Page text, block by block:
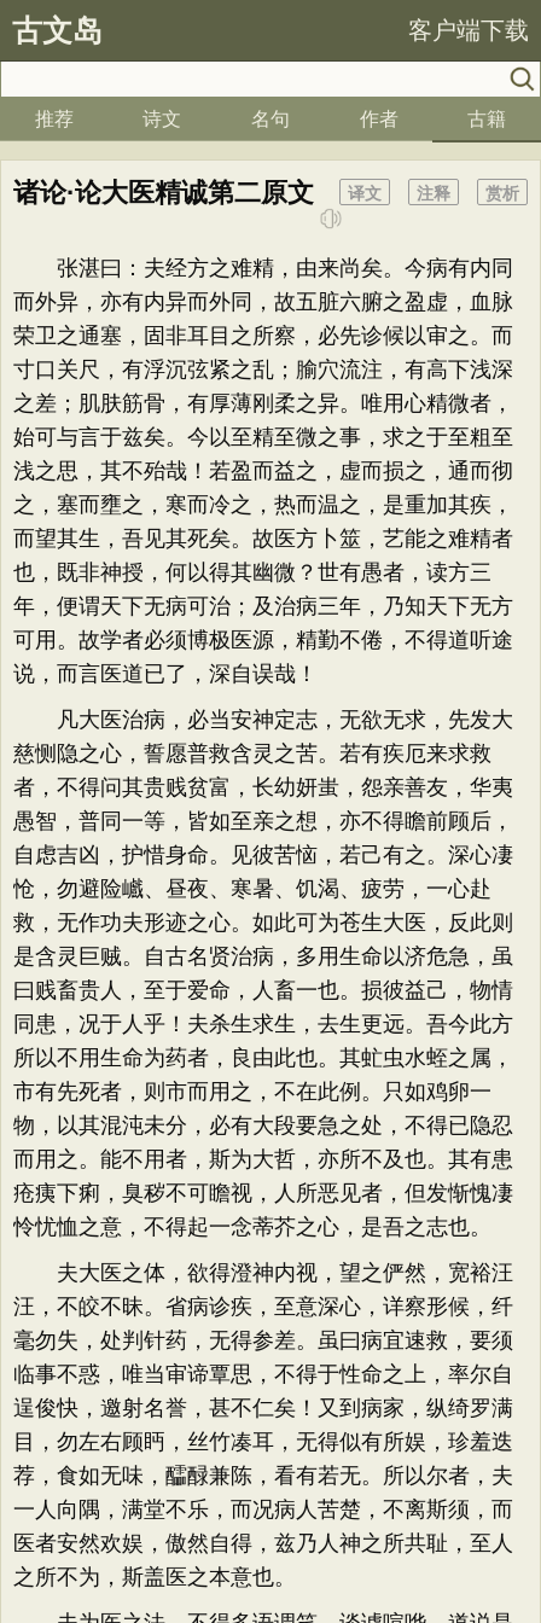
古文岛 客户端下载
推荐 诗文 名句 作者 古籍
诸论·论大医精诚第二原文 赏析
注释
译文
张湛曰：夫经方之难精，由来尚矣。今病有内同
而外异，亦有内异而外同，故五脏六腑之盈虚，血脉
荣卫之通塞，固非耳目之所察，必先诊候以审之。而
寸口关尺，有浮沉弦紧之乱；腧穴流注，有高下浅深
之差；肌肤筋骨，有厚薄刚柔之异。唯用心精微者，
始可与言于兹矣。今以至精至微之事，求之于至粗至
浅之思，其不殆哉！若盈而益之，虚而损之，通而彻
之，塞而壅之，寒而冷之，热而温之，是重加其疾，
而望其生，吾见其死矣。故医方卜筮，艺能之难精者
也，既非神授，何以得其幽微？世有愚者，读方三
年，便谓天下无病可治；及治病三年，乃知天下无方
可用。故学者必须博极医源，精勤不倦，不得道听途
说，而言医道已了，深自误哉！
凡大医治病，必当安神定志，无欲无求，先发大
慈恻隐之心，誓愿普救含灵之苦。若有疾厄来求救
者，不得问其贵贱贫富，长幼妍蚩，怨亲善友，华夷
愚智，普同一等，皆如至亲之想，亦不得瞻前顾后，
自虑吉凶，护惜身命。见彼苦恼，若己有之。深心凄
怆，勿避险巇、昼夜、寒暑、饥渴、疲劳，一心赴
救，无作功夫形迹之心。如此可为苍生大医，反此则
是含灵巨贼。自古名贤治病，多用生命以济危急，虽
曰贱畜贵人，至于爱命，人畜一也。损彼益己，物情
同患，况于人乎！夫杀生求生，去生更远。吾今此方
所以不用生命为药者，良由此也。其虻虫水蛭之属，
市有先死者，则市而用之，不在此例。只如鸡卵一
物，以其混沌未分，必有大段要急之处，不得已隐忍
而用之。能不用者，斯为大哲，亦所不及也。其有患
疮痍下痢，臭秽不可瞻视，人所恶见者，但发惭愧凄
怜忧恤之意，不得起一念蒂芥之心，是吾之志也。
夫大医之体，欲得澄神内视，望之俨然，宽裕汪
汪，不皎不昧。省病诊疾，至意深心，详察形候，纤
毫勿失，处判针药，无得参差。虽曰病宜速救，要须
临事不惑，唯当审谛覃思，不得于性命之上，率尔自
逞俊快，邀射名誉，甚不仁矣！又到病家，纵绮罗满
目，勿左右顾眄，丝竹凑耳，无得似有所娱，珍羞迭
荐，食如无味，醽醁兼陈，看有若无。所以尔者，夫
一人向隅，满堂不乐，而况病人苦楚，不离斯须，而
医者安然欢娱，傲然自得，兹乃人神之所共耻，至人
之所不为，斯盖医之本意也。